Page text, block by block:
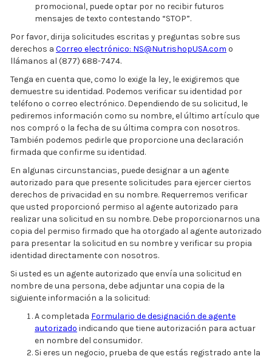
promocional, puede optar por no recibir futuros
mensajes de texto contestando “STOP”.
Por favor, dirija solicitudes escritas y preguntas sobre sus
derechos a Correo electrónico: NS@NutrishopUSA.com o
llámanos al (877) 688-7474.
Tenga en cuenta que, como lo exige la ley, le exigiremos que
demuestre su identidad. Podemos verificar su identidad por
teléfono o correo electrónico. Dependiendo de su solicitud, le
pediremos información como su nombre, el último artículo que
nos compró o la fecha de su última compra con nosotros.
También podemos pedirle que proporcione una declaración
firmada que confirme su identidad.
En algunas circunstancias, puede designar a un agente
autorizado para que presente solicitudes para ejercer ciertos
derechos de privacidad en su nombre. Requerremos verificar
que usted proporcionó permiso al agente autorizado para
realizar una solicitud en su nombre. Debe proporcionarnos una
copia del permiso firmado que ha otorgado al agente autorizado
para presentar la solicitud en su nombre y verificar su propia
identidad directamente con nosotros.
Si usted es un agente autorizado que envía una solicitud en
nombre de una persona, debe adjuntar una copia de la
siguiente información a la solicitud:
A completada Formulario de designación de agente
autorizado indicando que tiene autorización para actuar
en nombre del consumidor.
Si eres un negocio, prueba de que estás registrado ante la